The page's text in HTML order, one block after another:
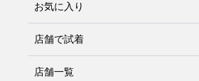
お気に入り
店舗で試着
店舗一覧